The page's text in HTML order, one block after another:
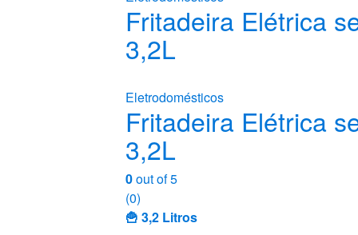
Fritadeira Elétrica
3,2L
Eletrodomésticos
Fritadeira Elétrica
3,2L
0out of 5
(0)
🍟 3,2 Litros